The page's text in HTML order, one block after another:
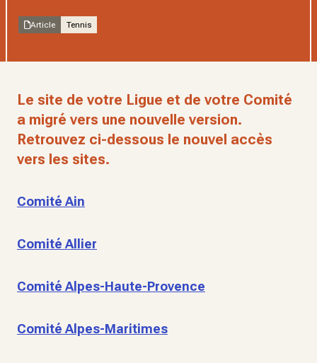
Article Tennis
Le site de votre Ligue et de votre Comité
a migré vers une nouvelle version.
Retrouvez ci-dessous le nouvel accès
vers les sites.
Comité Ain
Comité Allier
Comité Alpes-Haute-Provence
Comité Alpes-Maritimes